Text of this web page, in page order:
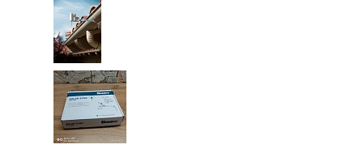
Mercedes-Benz
Mitsubishi